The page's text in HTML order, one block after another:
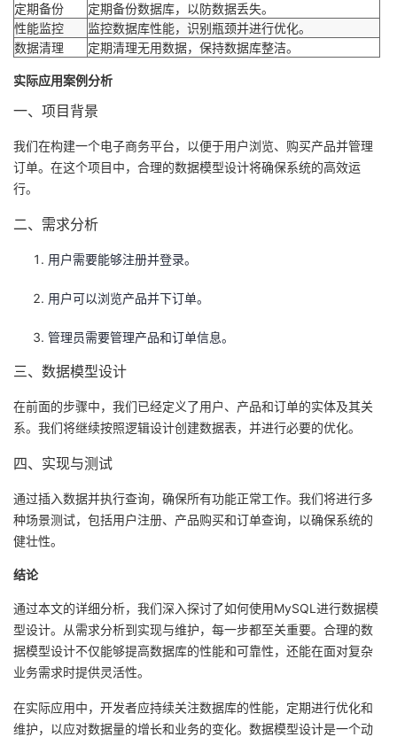
定期备份
定期备份数据库，以防数据丢失。
性能监控
监控数据库性能，识别瓶颈并进行优化。
数据清理
定期清理无用数据，保持数据库整洁。
实际应用案例分析
一、项目背景
我们在构建一个电子商务平台，以便于用户浏览、购买产品并管理
订单。在这个项目中，合理的数据模型设计将确保系统的高效运
行。
二、需求分析
用户需要能够注册并登录。
用户可以浏览产品并下订单。
管理员需要管理产品和订单信息。
三、数据模型设计
在前面的步骤中，我们已经定义了用户、产品和订单的实体及其关
系。我们将继续按照逻辑设计创建数据表，并进行必要的优化。
四、实现与测试
通过插入数据并执行查询，确保所有功能正常工作。我们将进行多
种场景测试，包括用户注册、产品购买和订单查询，以确保系统的
健壮性。
结论
通过本文的详细分析，我们深入探讨了如何使用MySQL进行数据模
型设计。从需求分析到实现与维护，每一步都至关重要。合理的数
据模型设计不仅能够提高数据库的性能和可靠性，还能在面对复杂
业务需求时提供灵活性。
在实际应用中，开发者应持续关注数据库的性能，定期进行优化和
维护，以应对数据量的增长和业务的变化。数据模型设计是一个动